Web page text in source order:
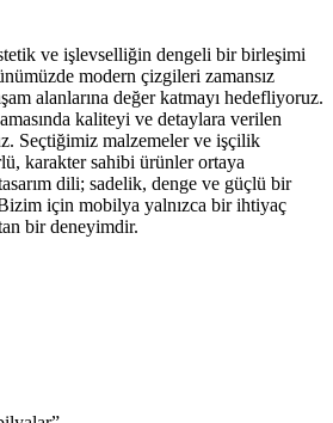
ve işlevselliğin dengeli bir birleşimi
modern çizgileri zamansız
alanlarına değer katmayı hedefliyoruz.
kaliteyi ve detaylara verilen
Seçtiğimiz malzemeler ve işçilik
karakter sahibi ürünler ortaya
dili; sadelik, denge ve güçlü bir
için mobilya yalnızca bir ihtiyaç
bir deneyimdir.